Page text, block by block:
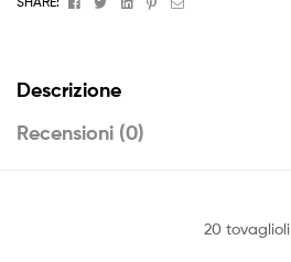
Descrizione
Recensioni (0)
20 tovaglioli